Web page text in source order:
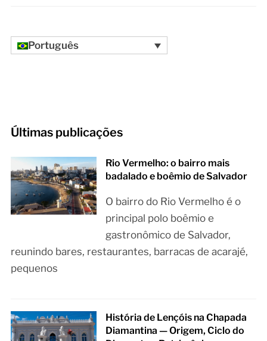
Português
Últimas publicações
Rio Vermelho: o bairro mais
badalado e boêmio de Salvador
O bairro do Rio Vermelho é o
principal polo boêmio e
gastronômico de Salvador,
reunindo bares, restaurantes, barracas de acarajé,
pequenos
História de Lençóis na Chapada
Diamantina — Origem, Ciclo do